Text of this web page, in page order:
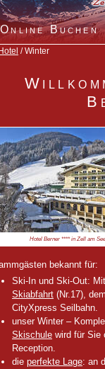
Online Buchen
Hotel / Winter
Hotel Berner **** in Zell am See
bekannt für:
Ski-In und Ski-Out:
Skiabfahrt (Nr.17),
CityXpress Seilbahn.
unser Winter –
Skischule wird für Sie
Reception.
dieperfekte Lage: an